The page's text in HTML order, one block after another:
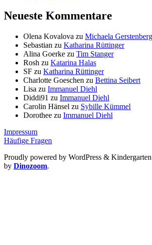
Neueste Kommentare
Olena Kovalova zu Michaela Gerstenberg
Sebastian zu Katharina Rüttinger
Alina Goerke zu Tim Stanger
Rosh zu Katarina Halas
SF zu Katharina Rüttinger
Charlotte Goeschen zu Bettina Seibert
Lisa zu Immanuel Diehl
Diddi91 zu Immanuel Diehl
Carolin Hänsel zu Sybille Kümmel
Dorothee zu Immanuel Diehl
Impressum
Häufige Fragen
Proudly powered by WordPress &
by Dinozoom.